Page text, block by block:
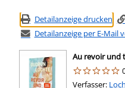
Detailanzeige drucken
Detailanzeige per E-Mail
Au revoir und
Verfasser: